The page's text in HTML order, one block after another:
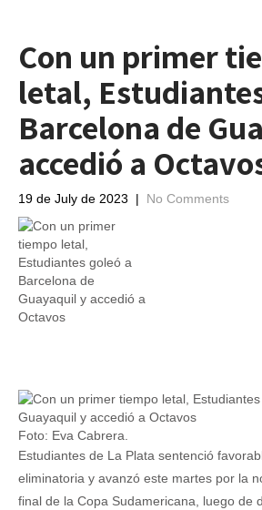
Con un primer
letal,
Barcelona de
accedió a
19 de July de 2023 | No Comments
Foto: Eva Cabrera.
Estudiantes de La Plata sentenció
eliminatoria y avanzó este martes por la
final de la Copa Sudamericana, luego de